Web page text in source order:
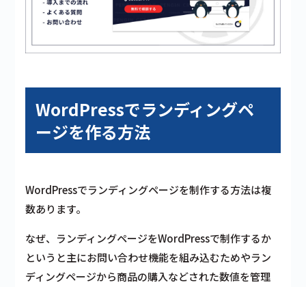
WordPressでランディングペ
ージを作る方法
WordPressでランディングページを制作する方法は複
数あります。
なぜ、ランディングページをWordPressで制作するか
というと主にお問い合わせ機能を組み込むためやラン
ディングページから商品の購入などされた数値を管理